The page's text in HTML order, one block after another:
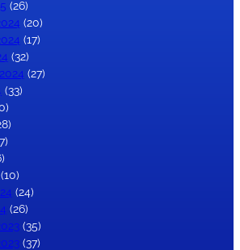
(26)
(20)
(17)
(32)
(27)
(33)
(10)
(24)
(26)
(35)
(37)